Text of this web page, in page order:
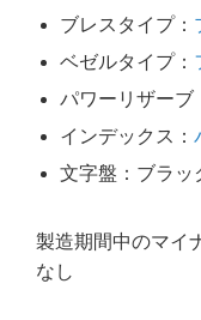
ブレスタイプ：
ベゼルタイプ：
パワーリザーブ
インデックス：
文字盤：ブラッ
製造期間中のマイ
なし